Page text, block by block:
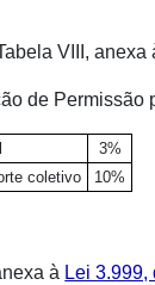
VIII, anexa
de Permissão
3%
coletivo
10%
à Lei